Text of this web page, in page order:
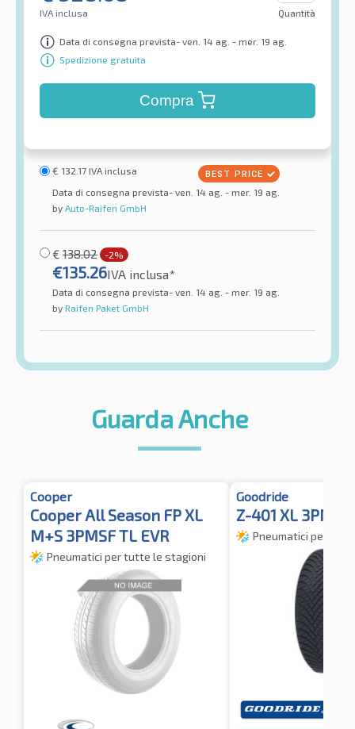
IVA inclusa Quantità
Data di consegna prevista- ven. 14 ag. - mer. 19 ag.
Spedizione gratuita
Compra
€ 132.17 IVA inclusa
Data di consegna prevista- ven. 14 ag. - mer. 19 ag.
by Auto-Raifen GmbH
€ 138.02 -2%
€135.26IVA inclusa*
Data di consegna prevista- ven. 14 ag. - mer. 19 ag.
by Raifen Paket GmbH
Guarda Anche
Cooper
Cooper All Season FP XL
M+S 3PMSF TL EVR
Pneumatici per tutte le stagioni
Goodride
Z-401 XL 3PMSF
Pneumatici per